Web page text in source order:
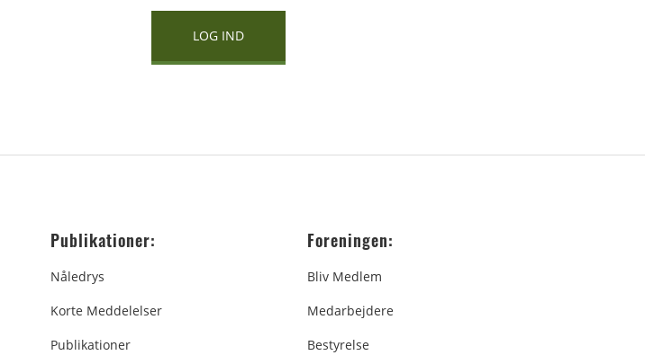
Publikationer:
Nåledrys
Korte Meddelelser
Publikationer
Foreningen:
Bliv Medlem
Medarbejdere
Bestyrelse